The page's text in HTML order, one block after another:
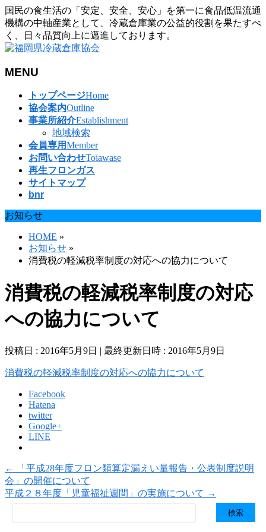
国民の食生活の「安定、安全、安心」を第一に食品低温流通
機構の中軸産業として、冷蔵倉庫業の公益的役割を果たすべ
く、日々品質向上に邁進しております。
MENU
トップページHome
協会案内Outline
事業所紹介Establishment
地域検索
会員専用Member
お問い合わせToiawase
再生フロンガス
サイトマップ
bnr
お知らせ
HOME »
お知らせ »
消費税の軽減税率制度の対応への協力について
消費税の軽減税率制度の対応
への協力について
投稿日 : 2016年5月9日 最終更新日時 : 2016年5月9日
消費税の軽減税率制度の対応への協力について
Facebook
Hatena
twitter
Google+
LINE
←
「平成28年度フロン類算定漏えい量報告・公表制度説明
会」の開催について
平成２８年度「児童福祉週間」の実施について →
索: